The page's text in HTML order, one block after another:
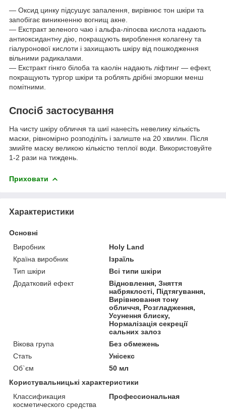
— Оксид цинку підсушує запалення, вирівнює тон шкіри та
запобігає виникненню вогнищ акне.
— Екстракт зеленого чаю і альфа-ліпоєва кислота надають
антиоксидантну дію, покращують вироблення колагену та
гіалуронової кислоти і захищають шкіру від пошкодження
вільними радикалами.
— Екстракт гінкго білоба та каолін надають ліфтинг — ефект,
покращують тургор шкіри та роблять дрібні зморшки менш
помітними.
Спосіб застосування
На чисту шкіру обличчя та шиї нанесіть невелику кількість
маски, рівномірно розподіліть і залиште на 20 хвилин. Після
змийте маску великою кількістю теплої води. Використовуйте
1-2 рази на тиждень.
Приховати
Характеристики
Основні
Виробник
Holy Land
Країна виробник
Ізраїль
Тип шкіри
Всі типи шкіри
Додатковий ефект
Відновлення, Зняття
набряклості, Підтягування,
Вирівнювання тону
обличчя, Розгладження,
Усунення блиску,
Нормалізація секреції
сальних залоз
Вікова група
Без обмежень
Стать
Унісекс
Об`єм
50 мл
Користувальницькі характеристики
Классификация
косметического средства
Профессиональная